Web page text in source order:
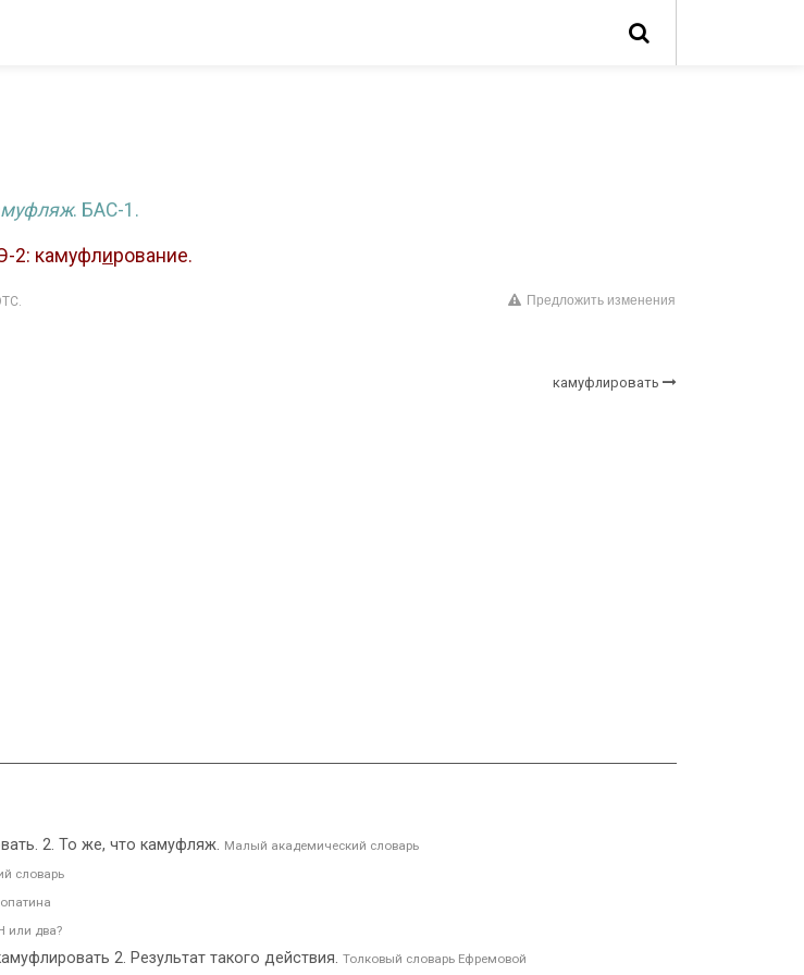
. БАС-1.
2: камуфлирование.
Предложить изменения
камуфлировать
2. То же, что камуфляж. Малый академический словарь
словарь
или два?
2. Результат такого действия. Толковый словарь Ефремовой